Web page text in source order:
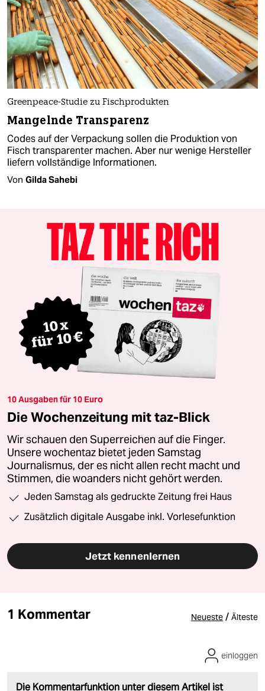
Greenpeace-Studie zu Fischprodukten
Mangelnde Transparenz
Codes auf der Verpackung sollen die Produktion von
Fisch transparenter machen. Aber nur wenige Hersteller
liefern vollständige Informationen.
Von Gilda Sahebi
10 Ausgaben für 10 Euro
Die Wochenzeitung mit taz-Blick
Wir schauen den Superreichen auf die Finger.
Unsere wochentaz bietet jeden Samstag
Journalismus, der es nicht allen recht macht und
Stimmen, die woanders nicht gehört werden.
Jeden Samstag als gedruckte Zeitung frei Haus
Zusätzlich digitale Ausgabe inkl. Vorlesefunktion
Jetzt kennenlernen
1 Kommentar Neueste / Älteste
Die Kommentarfunktion unter diesem Artikel ist
einloggen